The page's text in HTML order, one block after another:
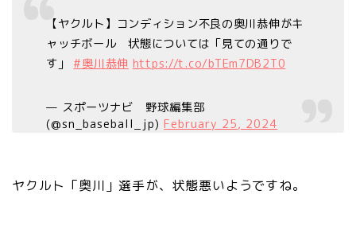
【ヤクルト】コンディション不良の奥川恭伸がキ
ャッチボール 状態については「見ての通りで
す」 #奥川恭伸 https://t.co/bTEm7DB2T0
— スポーツナビ 野球編集部
(@sn_baseball_jp) February 25, 2024
ヤクルト「奥川」選手が、状態悪いようですね。